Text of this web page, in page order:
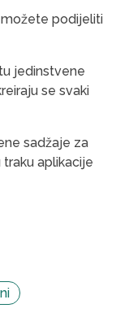
možete podijeliti
jedinstvene
se svaki
sadžaje za
aplikacije